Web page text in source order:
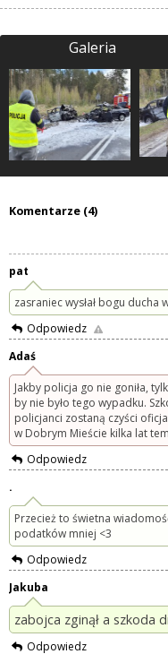
Galeria
Komentarze (4)
pat
zasraniec wysłał bogu ducha
Odpowiedz
Adaś
Jakby policja go nie goniła,
by nie było tego wypadku.
policjanci zostaną czyści
w Dobrym Mieście kilka lat
Odpowiedz
.
Przecież to świetna
podatków mniej <3
Odpowiedz
Jakuba
zabojca zginął a szkoda
Odpowiedz